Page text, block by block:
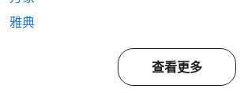
雅典
查看更多